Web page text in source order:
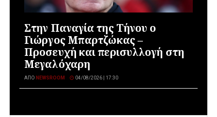
Στην Παναγία της Τήνου ο
Γιώργος Μπαρτζώκας –
Προσευχή και περισυλλογή στη
Μεγαλόχαρη
ΑΠΌ NEWSROOM 04/08/2026 | 17:30